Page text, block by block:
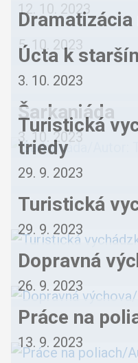
12. 10. 2023
5. 10. 2023
Úcta k
3. 10. 2023
Šarkaniáda
3. 10. 2023
Turistická
triedy
29. 9. 2023
Turistická
29. 9. 2023
Dopravná
26. 9. 2023
Práce na
13. 9. 2023